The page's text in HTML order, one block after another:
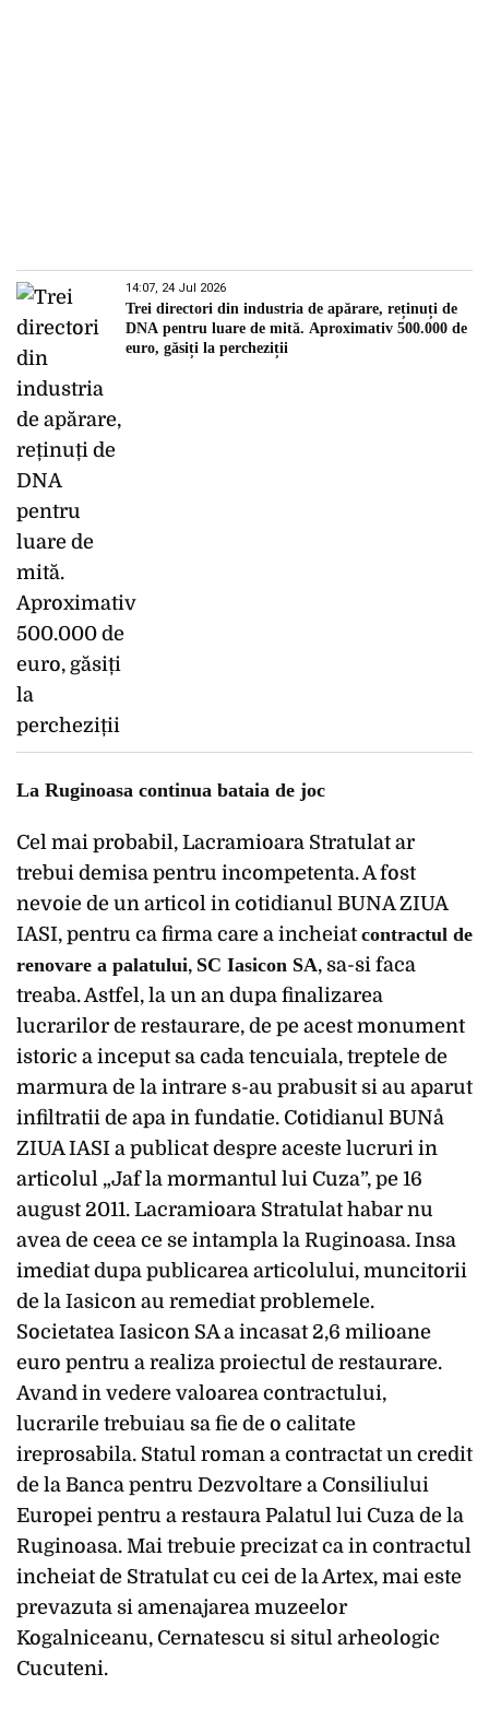
14:07, 24 Jul 2026
Trei directori din industria de apărare, reținuți de
DNA pentru luare de mită. Aproximativ 500.000 de
euro, găsiți la percheziții
La Ruginoasa continua bataia de joc
Cel mai probabil, Lacramioara Stratulat ar
trebui demisa pentru incompetenta. A fost
nevoie de un articol in cotidianul BUNA ZIUA
IASI, pentru ca firma care a incheiat contractul de
renovare a palatului, SC Iasicon SA, sa-si faca
treaba. Astfel, la un an dupa finalizarea
lucrarilor de restaurare, de pe acest monument
istoric a inceput sa cada tencuiala, treptele de
marmura de la intrare s-au prabusit si au aparut
infiltratii de apa in fundatie. Cotidianul BUNå
ZIUA IASI a publicat despre aceste lucruri in
articolul „Jaf la mormantul lui Cuza”, pe 16
august 2011. Lacramioara Stratulat habar nu
avea de ceea ce se intampla la Ruginoasa. Insa
imediat dupa publicarea articolului, muncitorii
de la Iasicon au remediat problemele.
Societatea Iasicon SA a incasat 2,6 milioane
euro pentru a realiza proiectul de restaurare.
Avand in vedere valoarea contractului,
lucrarile trebuiau sa fie de o calitate
ireprosabila. Statul roman a contractat un credit
de la Banca pentru Dezvoltare a Consiliului
Europei pentru a restaura Palatul lui Cuza de la
Ruginoasa. Mai trebuie precizat ca in contractul
incheiat de Stratulat cu cei de la Artex, mai este
prevazuta si amenajarea muzeelor
Kogalniceanu, Cernatescu si situl arheologic
Cucuteni.